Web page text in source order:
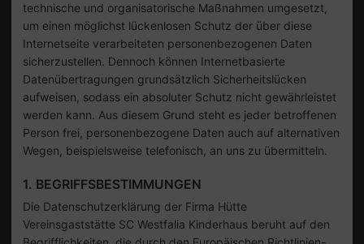
technische und organisatorische Maßnahmen umgesetzt,
um einen möglichst lückenlosen Schutz der über diese
Internetseite verarbeiteten personenbezogenen Daten
sicherzustellen. Dennoch können Internetbasierte
Datenübertragungen grundsätzlich Sicherheitslücken
aufweisen, sodass ein absoluter Schutz nicht gewährleistet
werden kann. Aus diesem Grund steht es jeder betroffenen
Person frei, personenbezogene Daten auch auf alternativen
Wegen, beispielsweise telefonisch, an uns zu übermitteln.
1. BEGRIFFSBESTIMMUNGEN
Die Datenschutzerklärung der Firma Hütte
Vereinsgaststätte SC Westfalia Kinderhaus beruht auf den